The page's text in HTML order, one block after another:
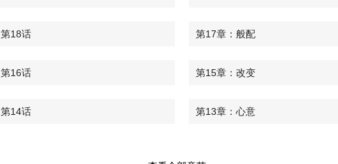
第18话 第17章：般配
第16话 第15章：改变
第14话 第13章：心意